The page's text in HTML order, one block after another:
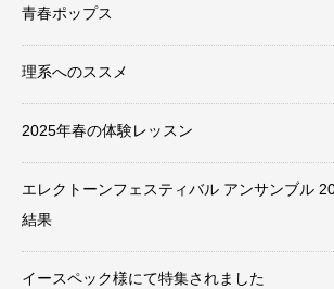
青春ポップス
理系へのススメ
2025年春の体験レッスン
エレクトーンフェスティバル アンサンブル
結果
イースペック様にて特集されました